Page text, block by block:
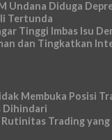
Undana Diduga
Tertunda
Tinggi Imbas Isu
dan Tingkatkan
Membuka Posisi
Dihindari
Rutinitas Trading